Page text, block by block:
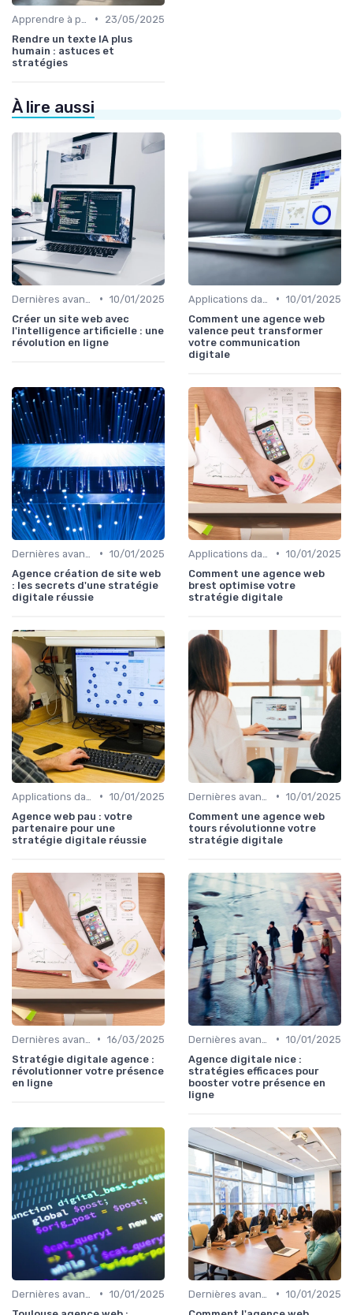
•
23/05/2025
Rendre un texte IA plus
humain : astuces et
stratégies
À lire aussi
• 10/01/2025
Créer un site web avec
l'intelligence artificielle : une
révolution en ligne
• 10/01/2025
Comment une agence web
valence peut transformer
votre communication
digitale
• 10/01/2025
Agence création de site web
: les secrets d'une stratégie
digitale réussie
• 10/01/2025
Comment une agence web
brest optimise votre
stratégie digitale
• 10/01/2025
Agence web pau : votre
partenaire pour une
stratégie digitale réussie
• 10/01/2025
Comment une agence web
tours révolutionne votre
stratégie digitale
• 16/03/2025
Stratégie digitale agence :
révolutionner votre présence
en ligne
• 10/01/2025
Agence digitale nice :
stratégies efficaces pour
booster votre présence en
ligne
• 10/01/2025
• 10/01/2025